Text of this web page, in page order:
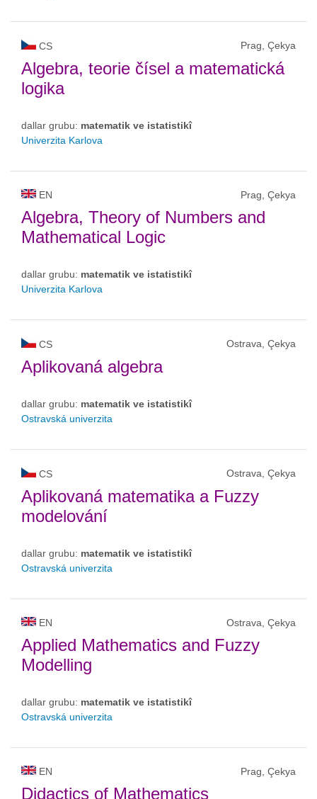
CS Prag, Çekya
Algebra, teorie čísel a matematická
logika
dallar grubu: matematik ve istatistikî
Univerzita Karlova
EN Prag, Çekya
Algebra, Theory of Numbers and
Mathematical Logic
dallar grubu: matematik ve istatistikî
Univerzita Karlova
CS Ostrava, Çekya
Aplikovaná algebra
dallar grubu: matematik ve istatistikî
Ostravská univerzita
CS Ostrava, Çekya
Aplikovaná matematika a Fuzzy
modelování
dallar grubu: matematik ve istatistikî
Ostravská univerzita
EN Ostrava, Çekya
Applied Mathematics and Fuzzy
Modelling
dallar grubu: matematik ve istatistikî
Ostravská univerzita
EN Prag, Çekya
Didactics of Mathematics